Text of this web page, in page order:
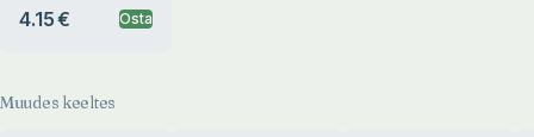
linguarum
4.15 € Osta
Muudes keeltes